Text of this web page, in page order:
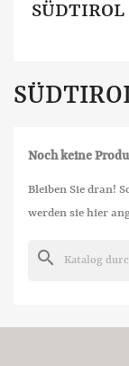
SÜDTIROL
Noch keine
Bleiben Sie dran!
werden sie hier
search